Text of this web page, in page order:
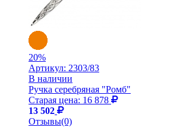
20%
Артикул: 2303/83
В наличии
Ручка серебряная "Ромб"
Старая цена: 16 878
13 502
Отзывы(0)